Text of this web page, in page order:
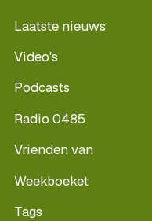
Laatste nieuws
Video's
Podcasts
Radio 0485
Vrienden van
Weekboeket
Tags